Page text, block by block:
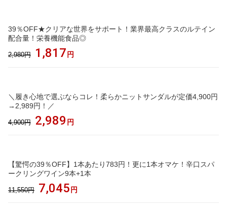
39％OFF★クリアな世界をサポート！業界最高クラスのルテイン
配合量！栄養機能食品◎
2,980円 1,817 円
＼履き心地で選ぶならコレ！柔らかニットサンダルが定価4,900円
→2,989円！／
4,900円 2,989 円
【驚愕の39％OFF】1本あたり783円！更に1本オマケ！辛口スパ
ークリングワイン9本+1本
11,550円 7,045 円